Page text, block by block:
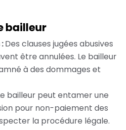
bailleur
Des clauses jugées abusives
être annulées. Le bailleur
à des dommages et
bailleur peut entamer une
pour non-paiement des
la procédure légale.